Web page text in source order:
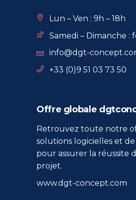
Lun – Ven : 9h – 18h
Samedi – Dimanche :
info@dgt-
+33 (0)9 51 03 73 50
Offre globale
Retrouvez toute notre
solutions logicielles et de
pour assurer la réussite
projet.
www.dgt-concept.com